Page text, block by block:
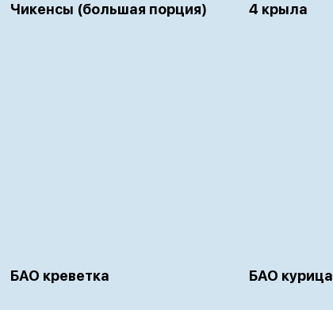
Чикенсы (большая порция) 4 крыла
БАО креветка БАО курица